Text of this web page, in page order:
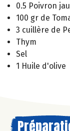
0.5 Poivron
100 gr de
3 cuillère de
Thym
Sel
1 Huile d'olive